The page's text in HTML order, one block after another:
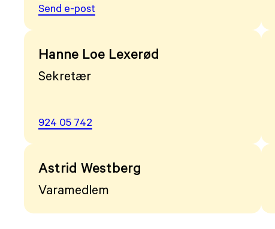
Send e-post
Hanne Loe Lexerød
Sekretær
924 05 742
Astrid Westberg
Varamedlem